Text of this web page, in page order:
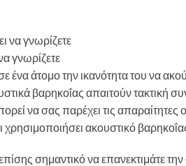
γνωρίζετε
άτομο την ικανότητα του να
βαρηκοΐας απαιτούν τακτική
να σας παρέχει τις απαραίτητες
χρησιμοποιήσει ακουστικό
σημαντικό να επανεκτιμάτε